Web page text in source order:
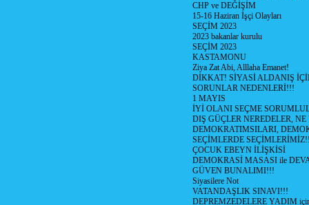
CHP ve DEĞİŞİM
15-16 Haziran İşçi Olayları
SEÇİM 2023
2023 bakanlar kurulu
SEÇİM 2023
KASTAMONU
Ziya Zat Abi, Alllaha Emanet!
DİKKAT! SİYASİ ALDANIŞ
SORUNLAR NEDENLERİ!!!
1 MAYIS
İYİ OLANI SEÇME
DIŞ GÜÇLER NEREDELER,
DEMOKRATIMSILARI,
SEÇİMLERDE
ÇOCUK EBEYN İLİŞKİSİ
DEMOKRASİ MASASI ile
GÜVEN BUNALIMI!!!
Siyasilere Not
VATANDAŞLIK SINAVI!!!
DEPREMZEDELERE YADIM